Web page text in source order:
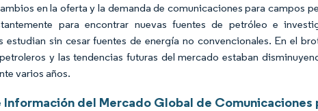
en la oferta y la demanda de comunicaciones para campos
para encontrar nuevas fuentes de petróleo e
estudian sin cesar fuentes de energía no convencionales. En el
y las tendencias futuras del mercado estaban
varios años.
Información del Mercado Global de Comunicaciones